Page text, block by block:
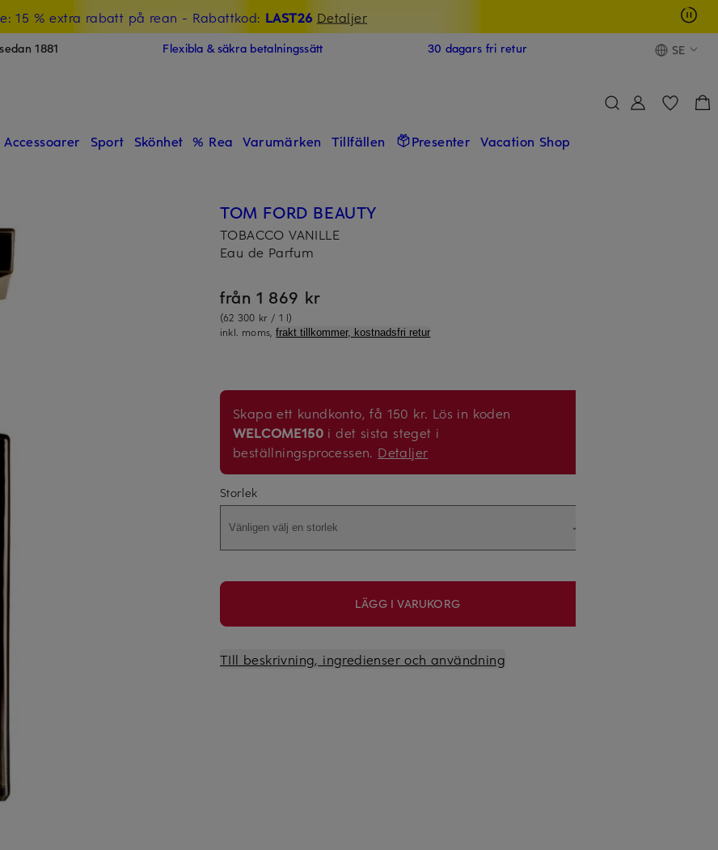
15 % extra rabatt på rean - Rabattkod: LAST26 Detaljer
1881 Flexibla & säkra betalningssätt 30 dagars fri retur SE
Accessoarer Sport Skönhet % Rea Varumärken Tillfällen Presenter Vacation Shop
TOM FORD BEAUTY
TOBACCO VANILLE
Eau de Parfum
från 1 869 kr
(62 300 kr / 1 l)
inkl. moms,frakt tillkommer, kostnadsfri retur
Skapa ett kundkonto, få 150 kr. Lös in koden
WELCOME150 i det sista steget i
beställningsprocessen. Detaljer
Storlek
Vänligen välj en storlek
LÄGG I VARUKORG
TIll beskrivning, ingredienser och användning